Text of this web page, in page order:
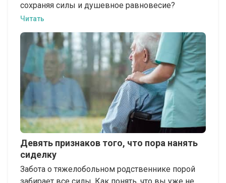
сохраняя силы и душевное равновесие?
Читать
Девять признаков того, что пора нанять
сиделку
Забота о тяжелобольном родственнике порой